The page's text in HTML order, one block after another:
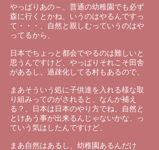
やっぱりあの～、普通の幼稚園でも必ず
森に行くとかね、いうのはやるんですっ
て・・・、自然と親しむっていうのはや
ってるから、
日本でちょっと都会でやるのは難しいと
思うんですけど、やっぱりそれこそ田舎
があるし、過疎化してる村もあるので、
まあそういう処に子供達を入れる様な取
り組みってのがされると、なんか補え
る？、日本は日本のやり方でね、自然と
とけあう事が出来るんじゃないかな、っ
ていう気はしたんですけど、
まあ自然はあるし、幼稚園あるんだけ